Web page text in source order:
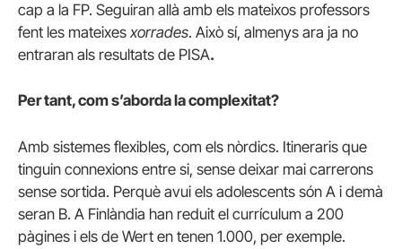
cap a la FP. Seguiran allà amb els mateixos professors
fent les mateixesxorrades. Això sí, almenys ara ja no
entraran als resultats de PISA.
Per tant, com s’aborda la complexitat?
Amb sistemes flexibles, com els nòrdics. Itineraris que
tinguin connexions entre si, sense deixar mai carrerons
sense sortida. Perquè avui els adolescents són A i demà
seran B. A Finlàndia han reduit el currículum a 200
pàgines i els de Wert en tenen 1.000, per exemple.